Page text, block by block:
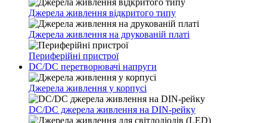
Джерела живлення відкритого типу
Джерела живлення на друкованій платі
Периферійні пристрої
DC/DC перетворювачі напруги
Джерела живлення у корпусі
DC/DC джерела живлення на DIN-рейку